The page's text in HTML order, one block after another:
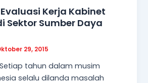
Kerja Kabinet
Sektor Sumber Daya
29, 2015
Setiap tahun dalam musim
selalu dilanda masalah